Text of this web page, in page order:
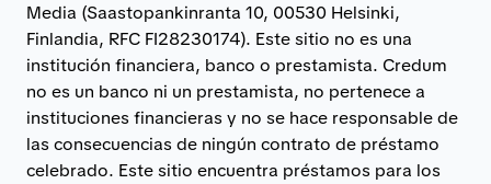
Media (Saastopankinranta 10, 00530 Helsinki,
Finlandia, RFC FI28230174). Este sitio no es una
institución financiera, banco o prestamista. Credum
no es un banco ni un prestamista, no pertenece a
instituciones financieras y no se hace responsable de
las consecuencias de ningún contrato de préstamo
celebrado. Este sitio encuentra préstamos para los